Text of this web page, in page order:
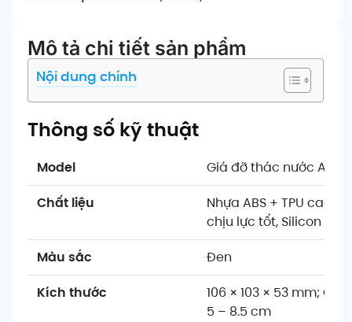
Mô tả chi tiết sản phẩm
Nội dung chính
Thông số kỹ thuật
Model
Giá đỡ thác nước A29
Chất liệu
Nhựa ABS + TPU cao
chịu lực tốt, Silicon
Màu sắc
Đen
Kích thước
106 × 103 × 53 mm;
5 – 8.5 cm